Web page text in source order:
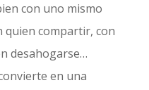
con uno mismo
quien compartir, con
desahogarse…
en una